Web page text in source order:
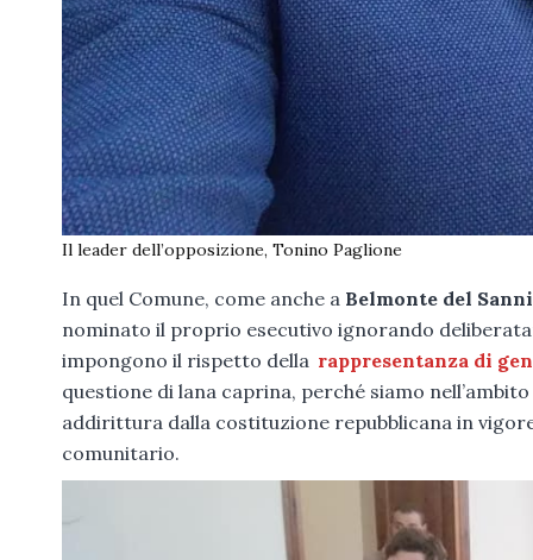
Il leader dell’opposizione, Tonino Paglione
In quel Comune, come anche a Belmonte del
nominato il proprio esecutivo ignorando
impongono il rispetto della rappresentanza di
questione di lana caprina, perché siamo
addirittura dalla costituzione repubblicana in
comunitario.